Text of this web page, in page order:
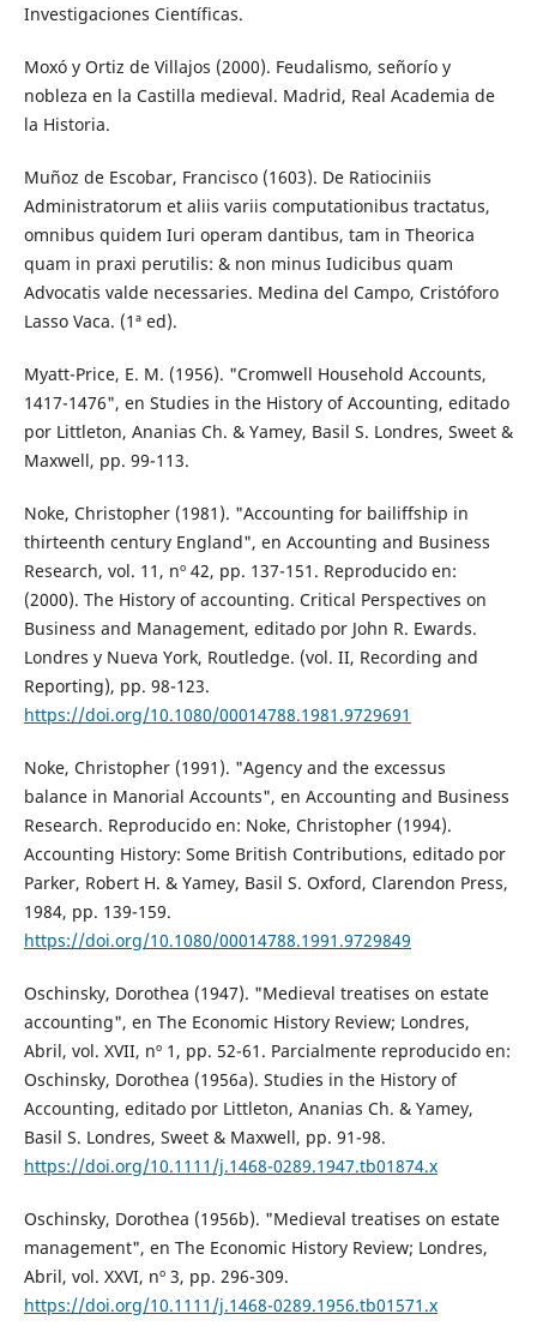
Investigaciones Científicas.
Moxó y Ortiz de Villajos (2000). Feudalismo, señorío y
nobleza en la Castilla medieval. Madrid, Real Academia de
la Historia.
Muñoz de Escobar, Francisco (1603). De Ratiociniis
Administratorum et aliis variis computationibus tractatus,
omnibus quidem Iuri operam dantibus, tam in Theorica
quam in praxi perutilis: & non minus Iudicibus quam
Advocatis valde necessaries. Medina del Campo, Cristóforo
Lasso Vaca. (1ª ed).
Myatt-Price, E. M. (1956). "Cromwell Household Accounts,
1417-1476", en Studies in the History of Accounting, editado
por Littleton, Ananias Ch. & Yamey, Basil S. Londres, Sweet &
Maxwell, pp. 99-113.
Noke, Christopher (1981). "Accounting for bailiffship in
thirteenth century England", en Accounting and Business
Research, vol. 11, nº 42, pp. 137-151. Reproducido en:
(2000). The History of accounting. Critical Perspectives on
Business and Management, editado por John R. Ewards.
Londres y Nueva York, Routledge. (vol. II, Recording and
Reporting), pp. 98-123.
https://doi.org/10.1080/00014788.1981.9729691
Noke, Christopher (1991). "Agency and the excessus
balance in Manorial Accounts", en Accounting and Business
Research. Reproducido en: Noke, Christopher (1994).
Accounting History: Some British Contributions, editado por
Parker, Robert H. & Yamey, Basil S. Oxford, Clarendon Press,
1984, pp. 139-159.
https://doi.org/10.1080/00014788.1991.9729849
Oschinsky, Dorothea (1947). "Medieval treatises on estate
accounting", en The Economic History Review; Londres,
Abril, vol. XVII, nº 1, pp. 52-61. Parcialmente reproducido en:
Oschinsky, Dorothea (1956a). Studies in the History of
Accounting, editado por Littleton, Ananias Ch. & Yamey,
Basil S. Londres, Sweet & Maxwell, pp. 91-98.
https://doi.org/10.1111/j.1468-0289.1947.tb01874.x
Oschinsky, Dorothea (1956b). "Medieval treatises on estate
management", en The Economic History Review; Londres,
Abril, vol. XXVI, nº 3, pp. 296-309.
https://doi.org/10.1111/j.1468-0289.1956.tb01571.x